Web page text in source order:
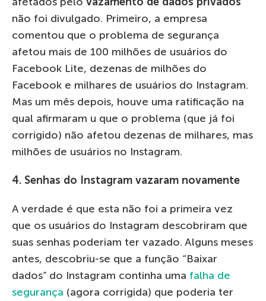
não foi divulgado. Primeiro, a empresa
comentou que o problema de segurança
afetou mais de 100 milhões de usuários do
Facebook Lite, dezenas de milhões do
Facebook e milhares de usuários do Instagram.
Mas um mês depois, houve uma ratificação na
qual afirmaram u que o problema (que já foi
corrigido) não afetou dezenas de milhares, mas
milhões de usuários no Instagram.
4. Senhas do Instagram vazaram novamente
A verdade é que esta não foi a primeira vez
que os usuários do Instagram descobriram que
suas senhas poderiam ter vazado. Alguns meses
antes, descobriu-se que a função “Baixar
dados” do Instagram continha uma falha de
segurança (agora corrigida) que poderia ter